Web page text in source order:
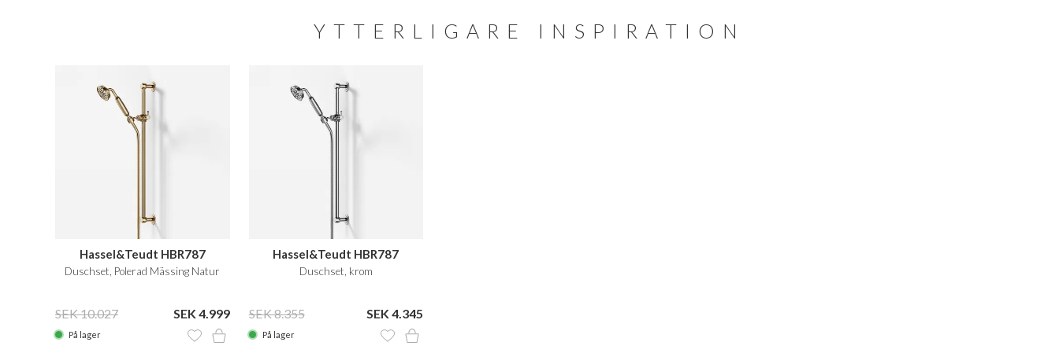
YTTERLIGARE INSPIRATION
Hassel&Teudt HBR787
Duschset, Polerad Mässing Natur
SEK 10.027 SEK 4.999
På lager
Hassel&Teudt HBR787
Duschset, krom
SEK 8.355 SEK 4.345
På lager